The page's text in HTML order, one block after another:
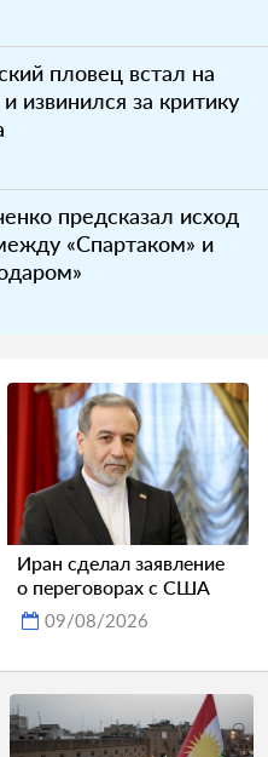
пловец встал на
извинился за критику
предсказал исход
«Спартаком» и
Иран сделал заявление
о переговорах с США
09/08/2026